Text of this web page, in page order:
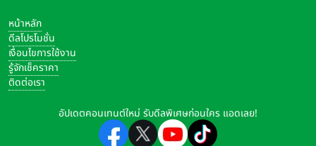
หน้าหลัก
ดีลโปรโมชั่น
เงื่อนไขการใช้งาน
รู้จักเช็คราคา
ติดต่อเรา
อัปเดตคอนเทนต์ใหม่ รับดีลพิเศษก่อนใคร แอดเลย!